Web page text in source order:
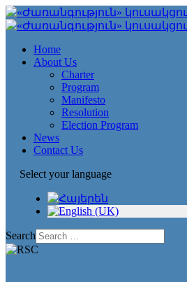
Home
About Us
Charter
Program
Manifesto
Resolution
Election Program
News
Contact Us
Select your language
Search